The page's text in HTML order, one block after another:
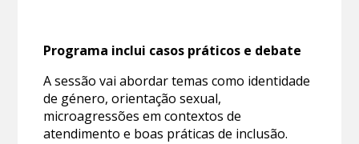
Programa inclui casos práticos e debate
A sessão vai abordar temas como identidade
de género, orientação sexual,
microagressões em contextos de
atendimento e boas práticas de inclusão.